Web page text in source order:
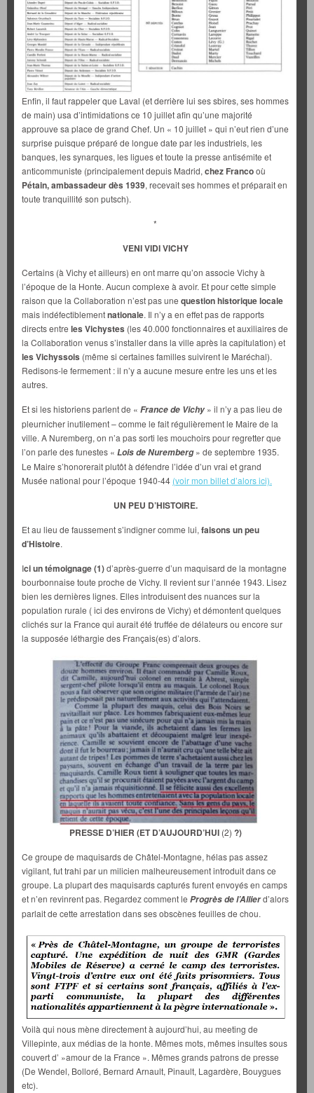
Enfin, il faut rappeler que Laval (et derrière lui ses sbires, ses hommes
de main) usa d’intimidations ce 10 juillet afin qu’une majorité
approuve sa place de grand Chef. Un « 10 juillet » qui n’eut rien d’une
surprise puisque préparé de longue date par les industriels, les
banques, les synarques, les ligues et toute la presse antisémite et
anticommuniste (principalement depuis Madrid, chez Francooù
Pétain, ambassadeur dès 1939, recevait ses hommes et préparait en
toute tranquillité son putsch).
*
VENI VIDI VICHY
Certains (à Vichy et ailleurs) en ont marre qu’on associe Vichy à
l’époque de la Honte. Aucun complexe à avoir. Et pour cette simple
raison que la Collaboration n’est pas une question historique locale
mais indéfectiblementnationale. Il n’y a en effet pas de rapports
directs entre les Vichystes (les 40.000 fonctionnaires et auxiliaires de
la Collaboration venus s’installer dans la ville après la capitulation) et
les Vichyssois (même si certaines familles suivirent le Maréchal).
Redisons-le fermement : il n’y a aucune mesure entre les uns et les
autres.
Et si les historiens parlent de « France de Vichy » il n’y a pas lieu de
pleurnicher inutilement – comme le fait régulièrement le Maire de la
ville. A Nuremberg, on n’a pas sorti les mouchoirs pour regretter que
l’on parle des funestes « Lois de Nuremberg» de septembre 1935.
Le Maire s’honorerait plutôt à défendre l’idée d’un vrai et grand
Musée national pour l’époque 1940-44 (voir mon billet d’alors ici).
UN PEU D’HISTOIRE.
Et au lieu de faussement s’indigner comme lui, faisons un peu
d’Histoire.
Ici un témoignage(1)d’après-guerre d’un maquisard de la montagne
bourbonnaise toute proche de Vichy. Il revient sur l’année 1943. Lisez
bien les dernières lignes. Elles introduisent des nuances sur la
population rurale ( ici des environs de Vichy) et démontent quelques
clichés sur la France qui aurait été truffée de délateurs ou encore sur
la supposée léthargie des Français(es) d’alors.
PRESSE D’HIER (ET D’AUJOURD’HUI (2) ?)
Ce groupe de maquisards de Châtel-Montagne, hélas pas assez
vigilant, fut trahi par un milicien malheureusement introduit dans ce
groupe. La plupart des maquisards capturés furent envoyés en camps
et n’en revinrent pas. Regardez comment le Progrès del’Allierd’alors
parlait de cette arrestation dans ses obscènes feuilles de chou.
Voilà qui nous mène directement à aujourd’hui, au meeting de
Villepinte, aux médias de la honte. Mêmes mots, mêmes insultes sous
couvert d’ »amour de la France ». Mêmes grands patrons de presse
(De Wendel, Bolloré, Bernard Arnault, Pinault, Lagardère, Bouygues
etc).